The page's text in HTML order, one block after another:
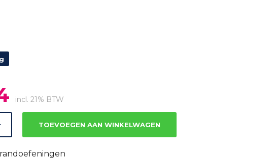
prijs
is:
€61.74.
incl. 21% BTW
TOEVOEGEN AAN WINKELWAGEN